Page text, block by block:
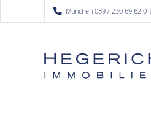
München 089 / 230 69 62